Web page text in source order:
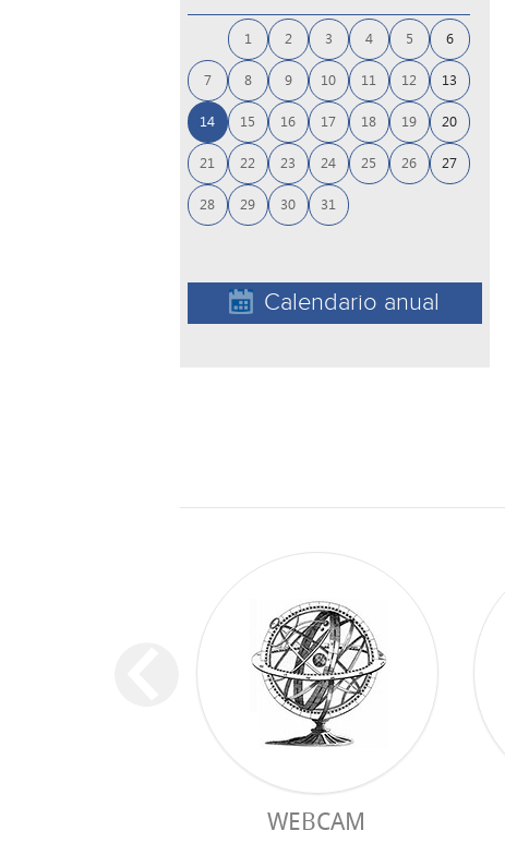
1 2 3 4 5 6
7 8 9 10 11 12 13
14 15 16 17 18 19 20
21 22 23 24 25 26 27
28 29 30 31
Calendario anual
WEBCAM